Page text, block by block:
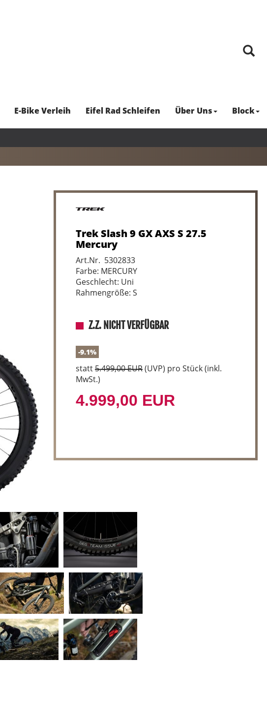
E-Bike Verleih Eifel Rad Schleifen Über Uns Block
Trek Slash 9 GX AXS S 27.5
Mercury
Art.Nr. 5302833
Farbe: MERCURY
Geschlecht: Uni
Rahmengröße: S
Z.Z. NICHT VERFÜGBAR
-9.1%
statt5.499,00 EUR(UVP) pro Stück (inkl.
MwSt.)
4.999,00 EUR